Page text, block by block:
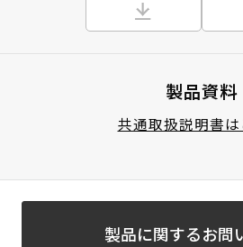
製品資料
共通取扱説明書は
製品に関するお問